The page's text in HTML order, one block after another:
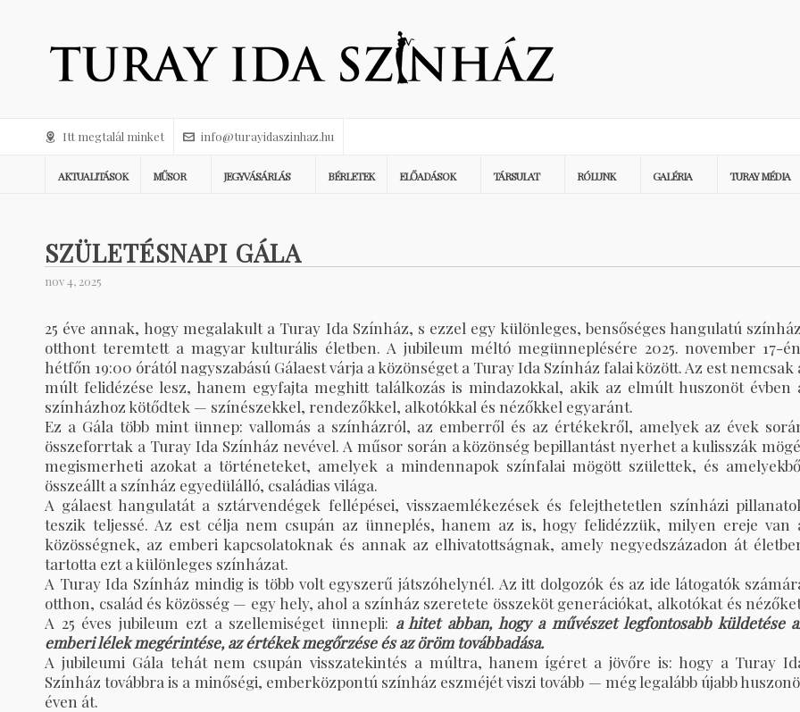
Itt megtalál minket info@turayidaszinhaz.hu
AKTUALITÁSOK MŰSOR JEGYVÁSÁRLÁS BÉRLETEK ELŐADÁSOK TÁRSULAT RÓLUNK GALÉRIA TURAY MÉDIA
SZÜLETÉSNAPI GÁLA
nov 4, 2025
25 éve annak, hogy megalakult a Turay Ida Színház, s ezzel egy különleges, bensőséges hangulatú
otthont teremtett a magyar kulturális életben. A jubileum méltó megünneplésére 2025. november 17-
hétfőn 19:00 órától nagyszabású Gálaest várja a közönséget a Turay Ida Színház falai között. Az est nemcsak
múlt felidézése lesz, hanem egyfajta meghitt találkozás is mindazokkal, akik az elmúlt huszonöt évben
színházhoz kötődtek — színészekkel, rendezőkkel, alkotókkal és nézőkkel egyaránt.
Ez a Gála több mint ünnep: vallomás a színházról, az emberről és az értékekről, amelyek az évek
összeforrtak a Turay Ida Színház nevével. A műsor során a közönség bepillantást nyerhet a kulisszák
megismerheti azokat a történeteket, amelyek a mindennapok színfalai mögött születtek, és
összeállt a színház egyedülálló, családias világa.
A gálaest hangulatát a sztárvendégek fellépései, visszaemlékezések és felejthetetlen színházi
teszik teljessé. Az est célja nem csupán az ünneplés, hanem az is, hogy felidézzük, milyen ereje van
közösségnek, az emberi kapcsolatoknak és annak az elhivatottságnak, amely negyedszázadon át
tartotta ezt a különleges színházat.
A Turay Ida Színház mindig is több volt egyszerű játszóhelynél. Az itt dolgozók és az ide látogatók
otthon, család és közösség — egy hely, ahol a színház szeretete összeköt generációkat, alkotókat és
A 25 éves jubileum ezt a szellemiséget ünnepli: a hitet abban, hogy a művészet legfontosabb küldetése
emberi lélek megérintése, az értékek megőrzése és az öröm továbbadása.
A jubileumi Gála tehát nem csupán visszatekintés a múltra, hanem ígéret a jövőre is: hogy a Turay
Színház továbbra is a minőségi, emberközpontú színház eszméjét viszi tovább — még legalább újabb
éven át.